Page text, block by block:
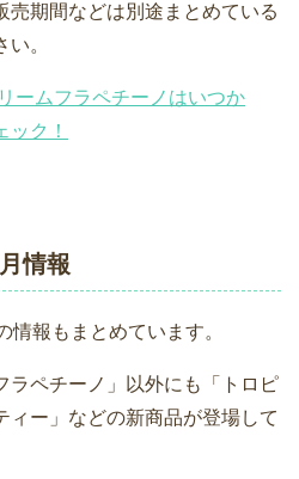
売期間などは別途まとめている
。
ームフラペチーノはいつか
ック！
情報
情報もまとめています。
ラペチーノ」以外にも「トロピ
ィー」などの新商品が登場して